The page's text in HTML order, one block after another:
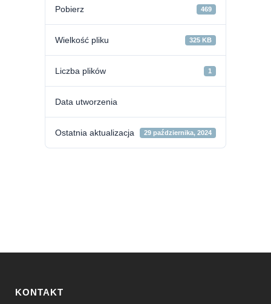
Pobierz 469
Wielkość pliku 325 KB
Liczba plików 1
Data utworzenia
Ostatnia aktualizacja 29 października, 2024
KONTAKT